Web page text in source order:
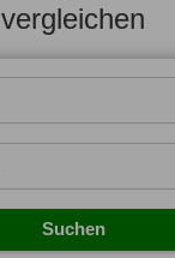
vergleichen
Suchen